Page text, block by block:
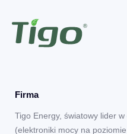
Firma
Tigo Energy, światowy lider
(elektroniki mocy na